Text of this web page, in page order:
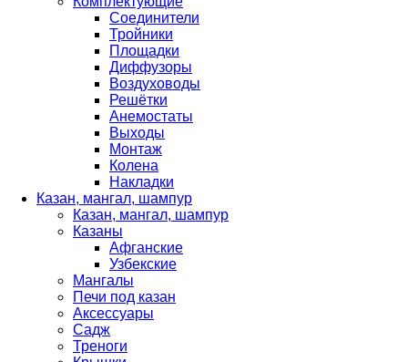
Соединители
Тройники
Площадки
Диффузоры
Воздуховоды
Решётки
Анемостаты
Выходы
Монтаж
Колена
Накладки
Казан, мангал, шампур
Казан, мангал, шампур
Казаны
Афганские
Узбекские
Мангалы
Печи под казан
Аксессуары
Садж
Треноги